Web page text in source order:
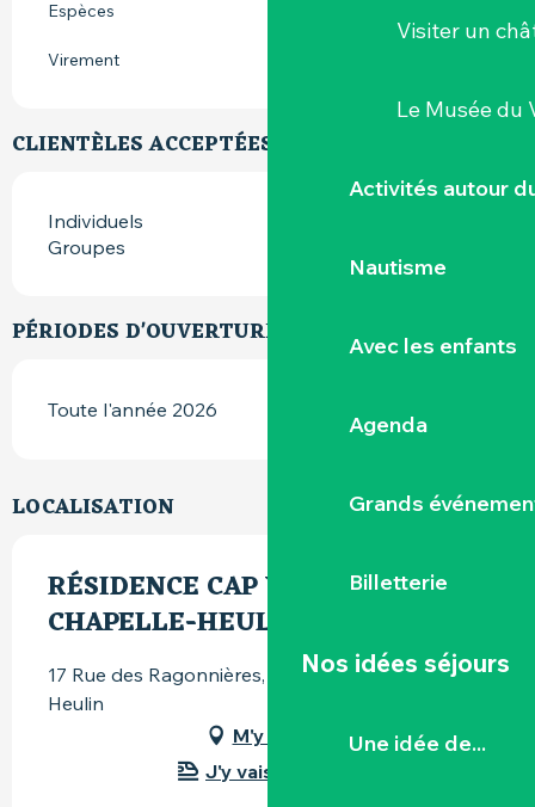
Visiter un
Le Musée du
Activités autour
Nautisme
Avec les enfants
Agenda
Grands
Billetterie
Nos idées séjours
Une idée de...
Espèces
Virement
CLIENTÈLES ACCEPTÉES
Individuels
Groupes
PÉRIODES D'OUVERTURE
Toute l'année 2026
LOCALISATION
RÉSIDENCE CAP WEST LA
CHAPELLE-HEULIN
17 Rue des Ragonnières, 44330 La Chapelle-
Heulin
M'y rendre
J'y vais en train !